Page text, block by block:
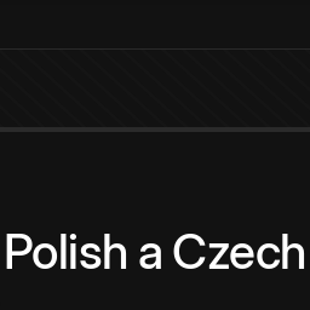
Polish a Czech